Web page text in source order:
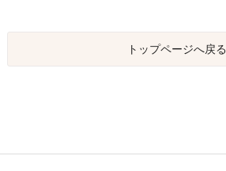
トップページへ戻る